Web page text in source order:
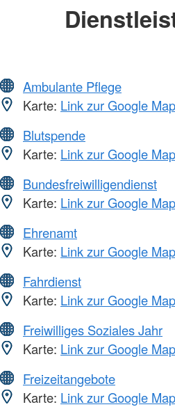
Ambulante Pflege
Karte: Link zur Google
Blutspende
Karte: Link zur Google
Bundesfreiwilligendienst
Karte: Link zur Google
Ehrenamt
Karte: Link zur Google
Fahrdienst
Karte: Link zur Google
Freiwilliges Soziales Jahr
Karte: Link zur Google
Freizeitangebote
Karte: Link zur Google